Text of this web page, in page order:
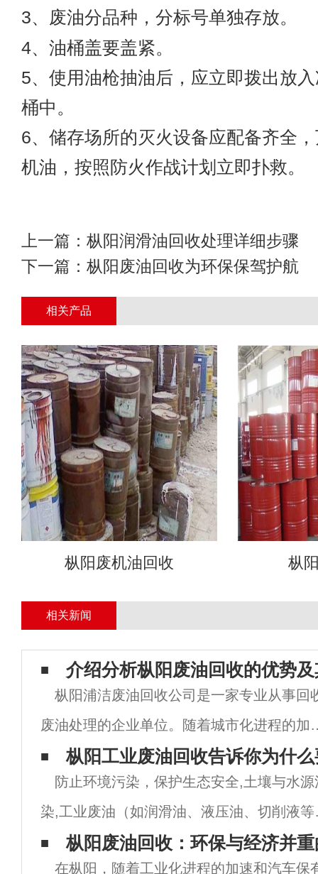
3、废油分品种，分标号单独存放。
4、油桶盖要盖紧。
5、使用油枪抽油后，应立即拨出放
桶中。
6、储存场所的灭火设备应配备齐全
机油，按照防火作战计划立即扑救。
上一篇： 枞阳润滑油回收处理详细步骤
下一篇： 枞阳废油回收为环保保驾护航
相关产品
枞阳废机油回收 枞
相关新闻
介绍分析枞阳废油回收的优势
枞阳浦洁废油回收公司是一家专业从事回
废油处理的企业单位。随着城市化进程的加
快、废油的产生量也是越来越大，如何处理
些废弃物成为了亟待解决的环保问题。本文
从多个方面分析枞阳浦洁废油回收公司的优
和作
枞阳工业废油回收告诉你为什
防止环境污染，保护生态安全,土壤与水源
染,工业废油（如润滑油、液压油、切削液等
含有重金属、苯系物、多环芳烃等有毒物质
枞阳废油回收：环保与经济并
在枞阳，随着工业化进程的加速和汽车保